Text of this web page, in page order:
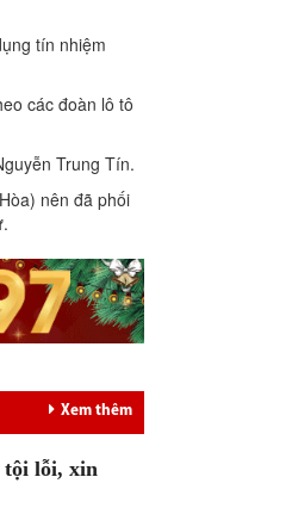
tín nhiệm
các đoàn lô tô
Trung Tín.
nên đã phối
Xem thêm
tội lỗi, xin